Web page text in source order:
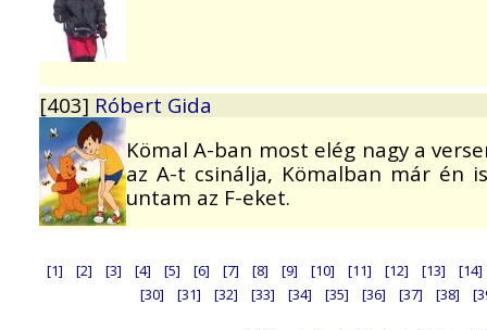
[403] Róbert Gida
Kömal A-ban most elég nagy a
az A-t csinálja, Kömalban már én
untam az F-eket.
[1] [2] [3] [4] [5] [6] [7] [8] [9] [10] [11] [12] [13]
[14]
[30]
[31] [32] [33] [34] [35] [36] [37] [38]